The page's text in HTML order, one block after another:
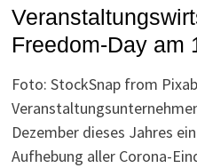
Freedom-Day am
Foto: StockSnap from
Dezember dieses Jahres
Aufhebung aller Corona-